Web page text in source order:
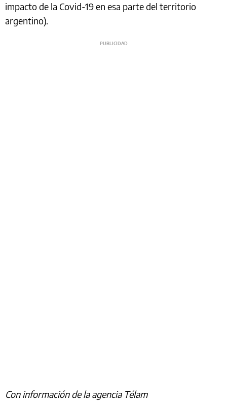
impacto de la Covid-19 en esa parte del territorio
argentino).
Con información de la agencia Télam